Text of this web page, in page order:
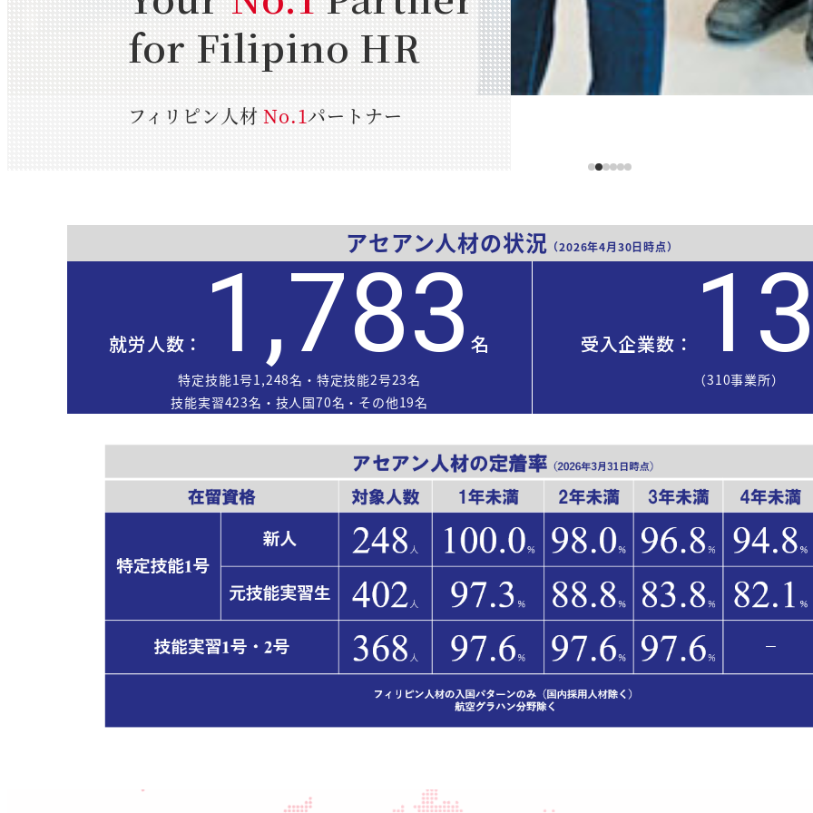
for Filipino HR
フィリピン人材No.1パートナー
アセアン人材の状況 （2026年4月30日時点）
就労人数： 1,783名
特定技能1号1,248名・特定技能2号23名
技能実習423名・技人国70名・その他19名
受入企業数：
（310事業所）